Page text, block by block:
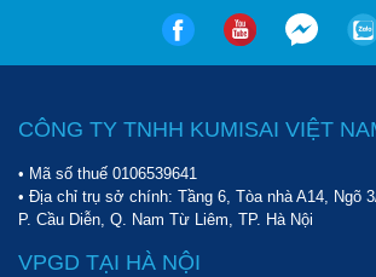
vi khuẩn đều bị diệt sạch.
Bộ lọc thô: được đặt ở phía trước, làm
cho khả năng tạo ion âm. Những ion
khiến chúng “nặng” lên và rơi ra khỏi bầu
CÔNG TY TNHH KUMISAI VIỆT
• Mã số thuế 0106539641
• Địa chỉ trụ sở chính: Tầng 6, Tòa nhà A14, Ngõ
P. Cầu Diễn, Q. Nam Từ Liêm, TP. Hà Nội
VPGD TẠI HÀ NỘI